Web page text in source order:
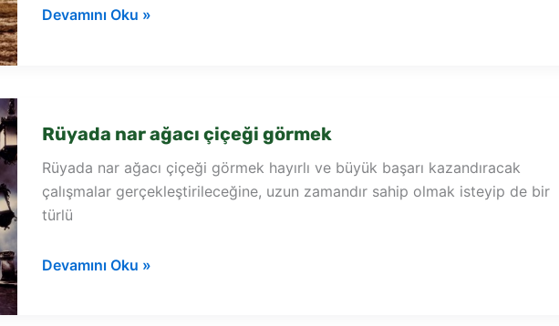
Rüyada
Devamını Oku »
Rüyada nar ağacı çiçeği görmek
Rüyada nar ağacı çiçeği görmek hayırlı ve büyük başarı kazandıracak
çalışmalar gerçekleştirileceğine, uzun zamandır sahip olmak isteyip de bir
türlü
Rüyada
Devamını Oku »